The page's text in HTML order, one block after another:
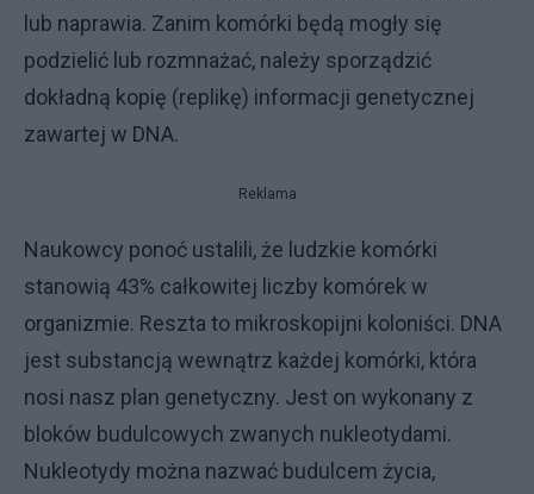
lub naprawia. Zanim komórki będą mogły się
podzielić lub rozmnażać, należy sporządzić
dokładną kopię (replikę) informacji genetycznej
zawartej w DNA.
Reklama
Naukowcy ponoć ustalili, że ludzkie komórki
stanowią 43% całkowitej liczby komórek w
organizmie. Reszta to mikroskopijni koloniści. DNA
jest substancją wewnątrz każdej komórki, która
nosi nasz plan genetyczny. Jest on wykonany z
bloków budulcowych zwanych nukleotydami.
Nukleotydy można nazwać budulcem życia,